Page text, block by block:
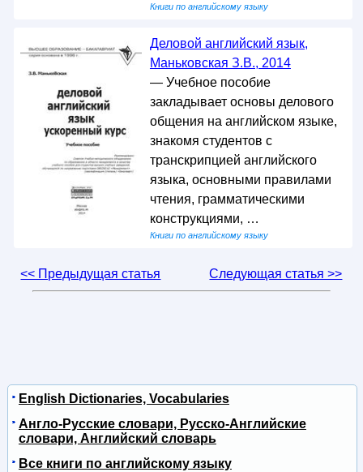
Книги по английскому языку
Деловой английский язык,
Маньковская З.В., 2014
— Учебное пособие
закладывает основы делового
общения на английском языке,
знакомя студентов с
транскрипцией английского
языка, основными правилами
чтения, грамматическими
конструкциями, …
Книги по английскому языку
<< Предыдущая статья Следующая статья >>
English Dictionaries, Vocabularies
Англо-Русские словари, Русско-Английские
словари, Английский словарь
Все книги по английскому языку